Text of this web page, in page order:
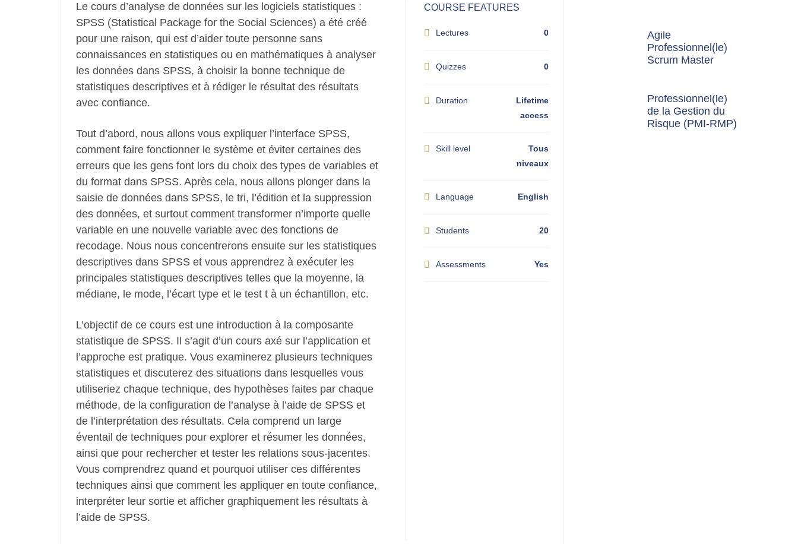
Le cours d’analyse de données sur les logiciels statistiques :
SPSS (Statistical Package for the Social Sciences) a été créé
pour une raison, qui est d’aider toute personne sans
connaissances en statistiques ou en mathématiques à analyser
les données dans SPSS, à choisir la bonne technique de
statistiques descriptives et à rédiger le résultat des résultats
avec confiance.
Tout d’abord, nous allons vous expliquer l’interface SPSS,
comment faire fonctionner le système et éviter certaines des
erreurs que les gens font lors du choix des types de variables et
du format dans SPSS. Après cela, nous allons plonger dans la
saisie de données dans SPSS, le tri, l’édition et la suppression
des données, et surtout comment transformer n’importe quelle
variable en une nouvelle variable avec des fonctions de
recodage. Nous nous concentrerons ensuite sur les statistiques
descriptives dans SPSS et vous apprendrez à exécuter les
principales statistiques descriptives telles que la moyenne, la
médiane, le mode, l’écart type et le test t à un échantillon, etc.
L’objectif de ce cours est une introduction à la composante
statistique de SPSS. Il s’agit d’un cours axé sur l’application et
l’approche est pratique. Vous examinerez plusieurs techniques
statistiques et discuterez des situations dans lesquelles vous
utiliseriez chaque technique, des hypothèses faites par chaque
méthode, de la configuration de l’analyse à l’aide de SPSS et
de l’interprétation des résultats. Cela comprend un large
éventail de techniques pour explorer et résumer les données,
ainsi que pour rechercher et tester les relations sous-jacentes.
Vous comprendrez quand et pourquoi utiliser ces différentes
techniques ainsi que comment les appliquer en toute confiance,
interpréter leur sortie et afficher graphiquement les résultats à
l’aide de SPSS.
COURSE FEATURES
Lectures 0
Quizzes 0
Duration
Lifetime
access
Skill level
Tous
niveaux
Language English
Students 20
Assessments Yes
Agile
Professionnel(le)
Scrum Master
Professionnel(le)
de la Gestion du
Risque (PMI-RMP)